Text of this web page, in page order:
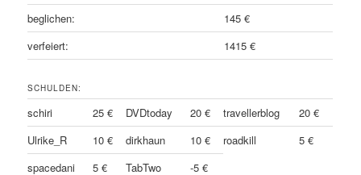
beglichen:
145 €
verfeiert:
1415 €
SCHULDEN:
schiri 25 € DVDtoday 20 € travellerblog
20 €
Ulrike_R
10 € dirkhaun 10 € roadkill
5 €
spacedani
5 € TabTwo -5 €